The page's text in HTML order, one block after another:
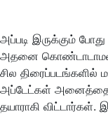
அப்படி இருக்கும்
அதனை கொண்டாடாமல்
சில திரைப்படங்களில்
அப்டேட்கள்
தயாராகி